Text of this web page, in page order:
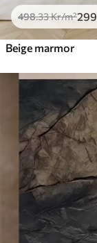
498.33Kr/m²299
Beige marmor